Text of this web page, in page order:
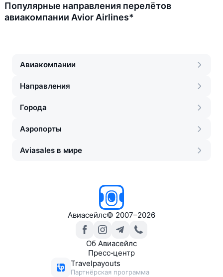
Популярные направления перелётов
авиакомпании Avior Airlines*
Авиакомпании
Направления
Города
Аэропорты
Aviasales в мире
Авиасейлс© 2007–2026
Об Авиасейлс
Пресс‑центр
Travelpayouts
Партнёрская программа